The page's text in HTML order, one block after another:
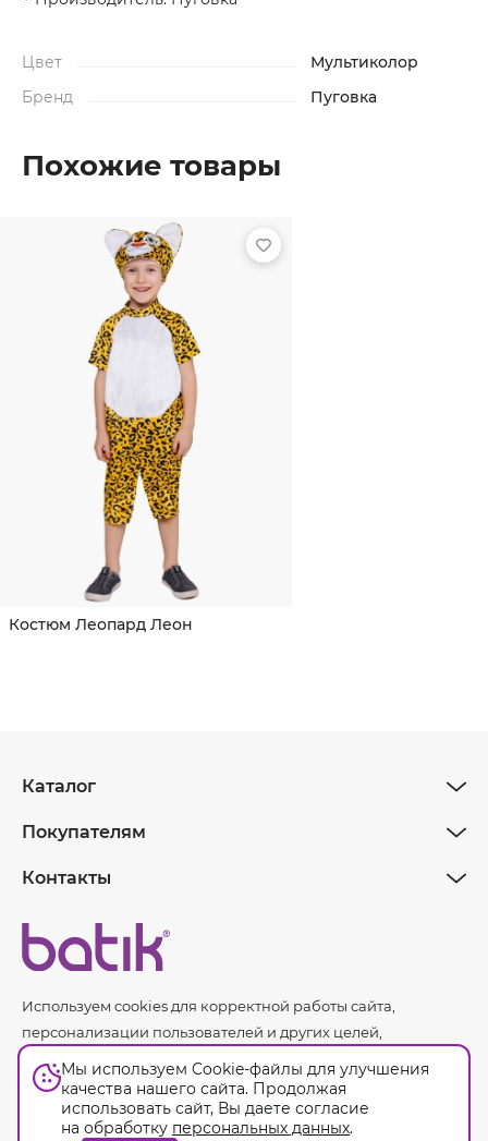
Цвет
Мультиколор
Бренд
Пуговка
Похожие товары
Костюм Леопард Леон
Используем cookies для корректной работы сайта,
персонализации пользователей и других целей,
данных.
Каталог
Покупателям
Контакты
Оферта
Мы используем Cookie-файлы для улучшения
качества нашего сайта. Продолжая
использовать сайт, Вы даете согласие
на обработку персональных данных.